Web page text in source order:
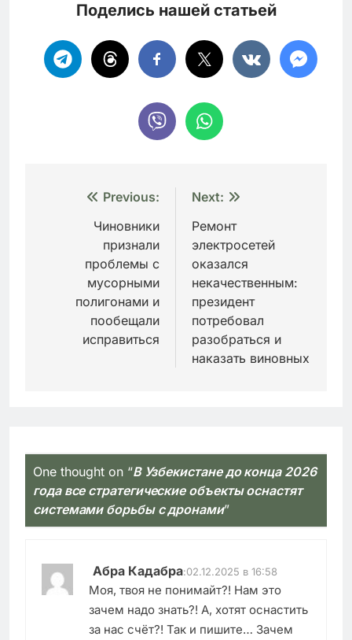
Поделись нашей статьей
Навигация
записям
Previous:
Чиновники
признали
проблемы с
мусорными
полигонами и
пообещали
исправиться
Next:
Ремонт
электросетей
оказался
некачественным:
президент
потребовал
разобраться и
наказать виновных
One thought on “В Узбекистане до конца 2026
года все стратегические объекты оснастят
системами борьбы с дронами”
Абра Кадабра:02.12.2025 в 16:58
Моя, твоя не понимайт?! Нам это
зачем надо знать?! А, хотят оснастить
за нас счёт?! Так и пишите… Зачем